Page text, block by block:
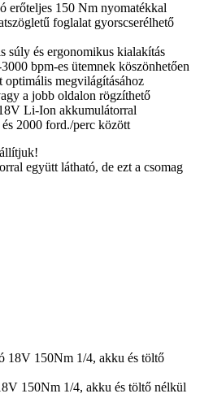
erőteljes 150 Nm nyomatékkal
foglalat gyorscserélhető
súly és ergonomikus kialakítás
bpm-es ütemnek köszönhetően
megvilágításához
a jobb oldalon rögzíthető
Li-Ion akkumulátorral
2000 ford./perc között
együtt látható, de ezt a csomag
150Nm 1/4, akku és töltő nélkül